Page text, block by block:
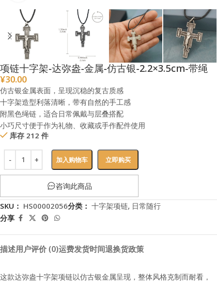
项链十字架-达弥盎-金属-仿古银-2.2×3.5cm-带绳
¥30.00
仿古银金属表面，呈现沉稳的复古质感
十字架造型利落清晰，带有自然的手工感
附黑色绳链，适合日常佩戴与层叠搭配
小巧尺寸便于作为礼物、收藏或手作配件使用
库存 212 件
加入购物车 立即购买
咨询此商品
SKU： HS00002056分类： 十字架项链, 日常随行
分享
描述用户评价 (0)运费发货时间退换货政策
这款达弥盎十字架项链以仿古银金属呈现，整体风格克制而耐看，